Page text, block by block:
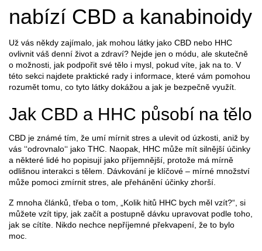
nabízí CBD a kanabinoidy
Už vás někdy zajímalo, jak mohou látky jako CBD nebo HHC
ovlivnit váš denní život a zdraví? Nejde jen o módu, ale skutečně
o možnosti, jak podpořit své tělo i mysl, pokud víte, jak na to. V
této sekci najdete praktické rady i informace, které vám pomohou
rozumět tomu, co tyto látky dokážou a jak je bezpečně využít.
Jak CBD a HHC působí na tělo
CBD je známé tím, že umí mírnit stres a ulevit od úzkosti, aniž by
vás ‘‘odrovnalo‘‘ jako THC. Naopak, HHC může mít silnější účinky
a některé lidé ho popisují jako příjemnější, protože má mírně
odlišnou interakci s tělem. Dávkování je klíčové – mírné množství
může pomoci zmírnit stres, ale přehánění účinky zhorší.
Z mnoha článků, třeba o tom, „Kolik hitů HHC bych měl vzít?“, si
můžete vzít tipy, jak začít a postupně dávku upravovat podle toho,
jak se cítíte. Nikdo nechce nepříjemné překvapení, že to bylo
moc.